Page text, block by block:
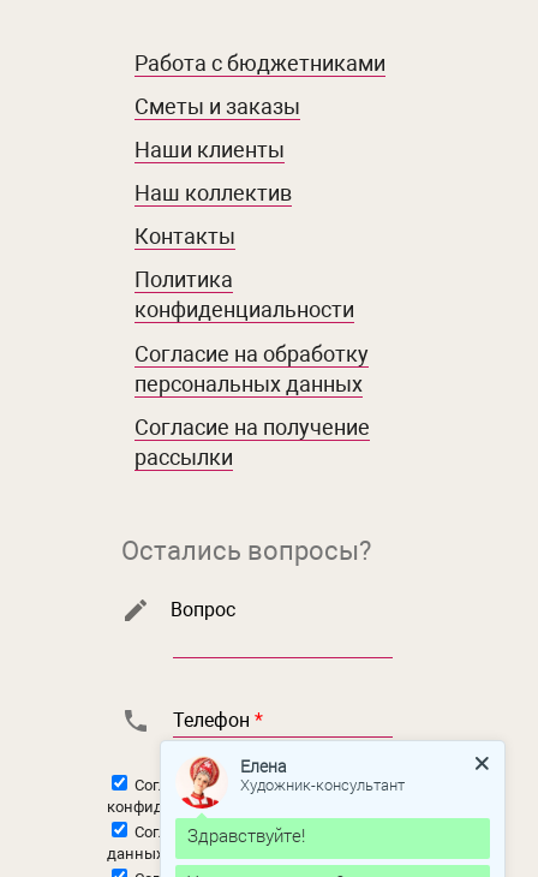
Работа с бюджетниками
Сметы и заказы
Наши клиенты
Наш коллектив
Контакты
Политика
конфиденциальности
Согласие на обработку
персональных данных
Согласие на получение
рассылки
Остались вопросы?
Вопрос
Телефон *
Согласен с политикой
конфиденциальности
Согласен наобработку персональных
данных
Елена
Художник-консультант
Здравствуйте!